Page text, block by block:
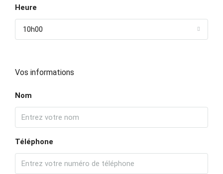
Heure
10h00
Vos informations
Nom
Téléphone